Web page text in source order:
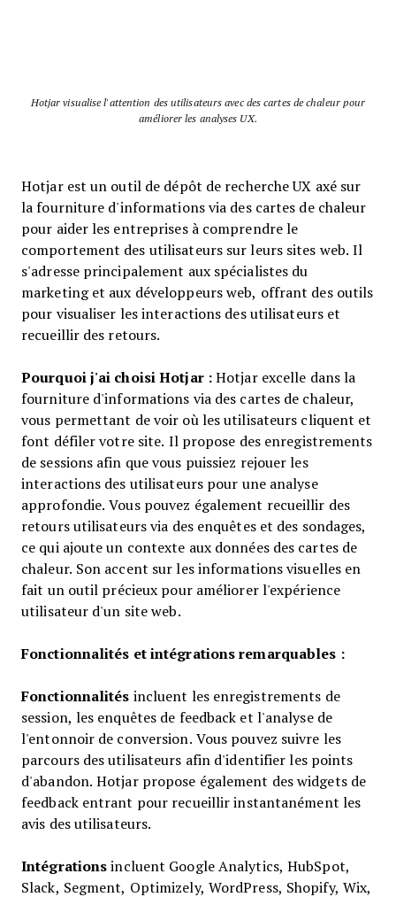
Hotjar visualise l'attention des utilisateurs avec des cartes de chaleur pour
améliorer les analyses UX.
Hotjar est un outil de dépôt de recherche UX axé sur
la fourniture d'informations via des cartes de chaleur
pour aider les entreprises à comprendre le
comportement des utilisateurs sur leurs sites web. Il
s'adresse principalement aux spécialistes du
marketing et aux développeurs web, offrant des outils
pour visualiser les interactions des utilisateurs et
recueillir des retours.
Pourquoi j'ai choisi Hotjar :Hotjar excelle dans la
fourniture d'informations via des cartes de chaleur,
vous permettant de voir où les utilisateurs cliquent et
font défiler votre site. Il propose des enregistrements
de sessions afin que vous puissiez rejouer les
interactions des utilisateurs pour une analyse
approfondie. Vous pouvez également recueillir des
retours utilisateurs via des enquêtes et des sondages,
ce qui ajoute un contexte aux données des cartes de
chaleur. Son accent sur les informations visuelles en
fait un outil précieux pour améliorer l'expérience
utilisateur d'un site web.
Fonctionnalités et intégrations remarquables :
Fonctionnalités incluent les enregistrements de
session, les enquêtes de feedback et l'analyse de
l'entonnoir de conversion. Vous pouvez suivre les
parcours des utilisateurs afin d'identifier les points
d'abandon. Hotjar propose également des widgets de
feedback entrant pour recueillir instantanément les
avis des utilisateurs.
Intégrationsincluent Google Analytics, HubSpot,
Slack, Segment, Optimizely, WordPress, Shopify, Wix,